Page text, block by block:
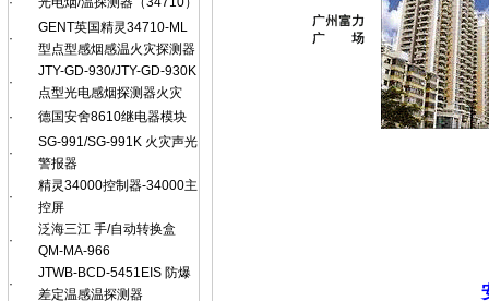
·
GENT英国精灵34710-ML
型点型感烟感温火灾探测器
·
JTY-GD-930/JTY-GD-930K
点型光电感烟探测器火灾
·
德国安舍8610继电器模块
·
SG-991/SG-991K 火灾声光
警报器
·
精灵34000控制器-34000主
控屏
·
泛海三江 手/自动转换盒
QM-MA-966
·
JTWB-BCD-5451EIS 防爆
差定温感温探测器